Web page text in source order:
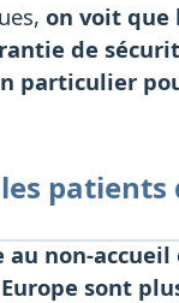
on voit que
de
particulier
patients
au non-accueil
sont